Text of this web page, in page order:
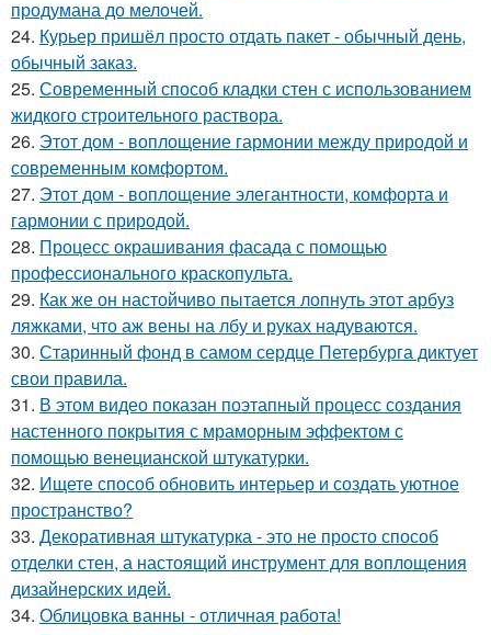
продумана до мелочей.
24. Курьер пришёл просто отдать пакет - обычный день,
обычный заказ.
25. Современный способ кладки стен с использованием
жидкого строительного раствора.
26. Этот дом - воплощение гармонии между природой и
современным комфортом.
27. Этот дом - воплощение элегантности, комфорта и
гармонии с природой.
28. Процесс окрашивания фасада с помощью
профессионального краскопульта.
29. Как же он настойчиво пытается лопнуть этот арбуз
ляжками, что аж вены на лбу и руках надуваются.
30. Старинный фонд в самом сердце Петербурга диктует
свои правила.
31. В этом видео показан поэтапный процесс создания
настенного покрытия с мраморным эффектом с
помощью венецианской штукатурки.
32. Ищете способ обновить интерьер и создать уютное
пространство?
33. Декоративная штукатурка - это не просто способ
отделки стен, а настоящий инструмент для воплощения
дизайнерских идей.
34. Облицовка ванны - отличная работа!